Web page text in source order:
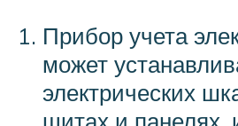
Прибор учета
может
электрических